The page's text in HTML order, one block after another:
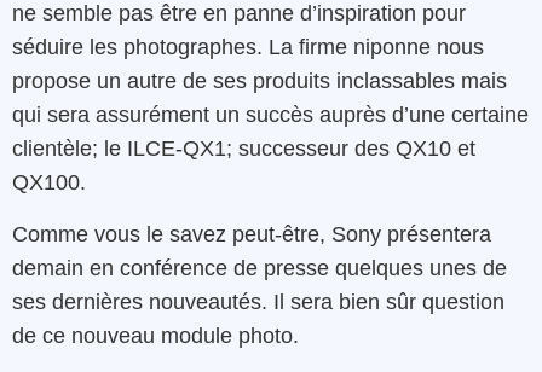
ne semble pas être en panne d’inspiration pour
séduire les photographes. La firme niponne nous
propose un autre de ses produits inclassables mais
qui sera assurément un succès auprès d’une certaine
clientèle; le ILCE-QX1; successeur des QX10 et
QX100.
Comme vous le savez peut-être, Sony présentera
demain en conférence de presse quelques unes de
ses dernières nouveautés. Il sera bien sûr question
de ce nouveau module photo.